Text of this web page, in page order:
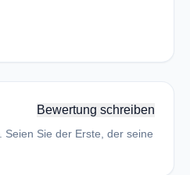
Bewertung schreiben
Seien Sie der Erste, der seine